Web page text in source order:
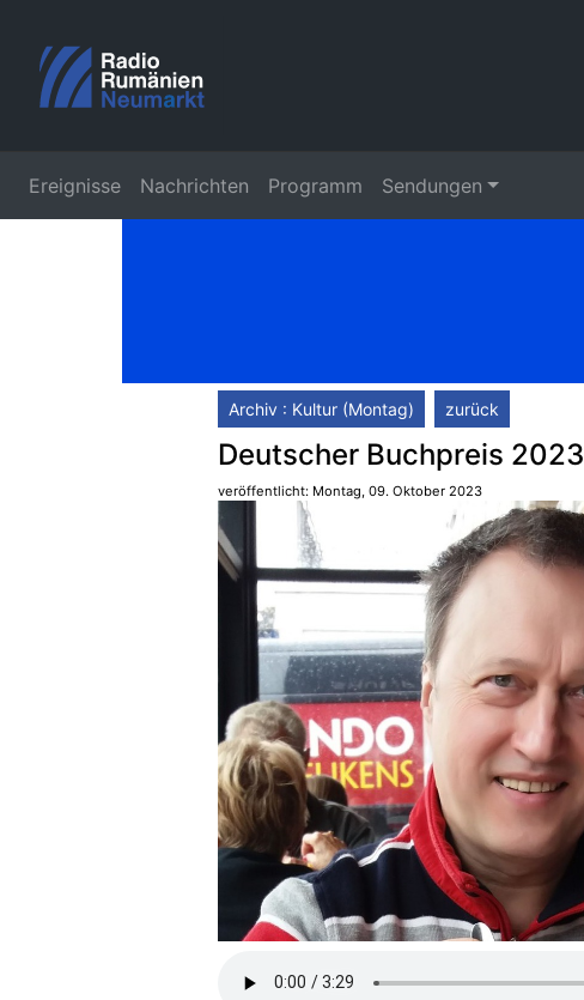
Ereignisse Nachrichten Programm Sendungen
Archiv : Kultur (Montag) zurück
Deutscher Buchpreis 2023
veröffentlicht: Montag, 09. Oktober 2023